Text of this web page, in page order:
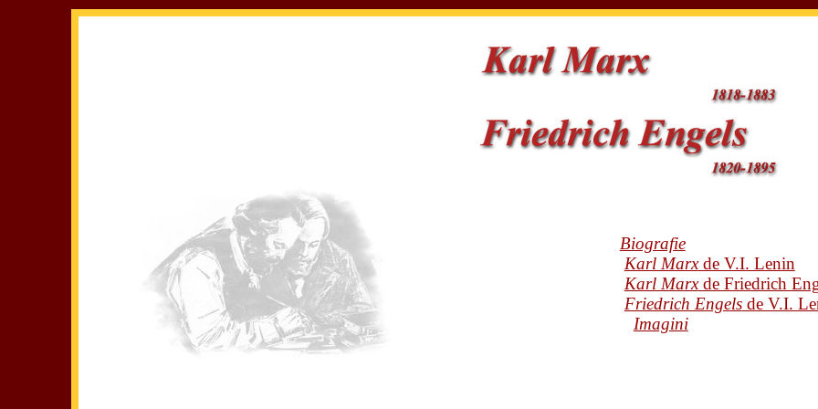
Biografie
Karl Marxde V.I. Lenin
Karl Marxde Friedrich
Friedrich Engelsde V.I.
Imagini